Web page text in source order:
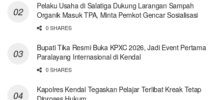
Pelaku Usaha di Salatiga Dukung Larangan Sampah
Organik Masuk TPA, Minta Pemkot Gencar Sosialisasi
0 SHARES
Bupati Tika Resmi Buka KPXC 2026, Jadi Event Pertama
Paralayang Internasional di Kendal
0 SHARES
Kapolres Kendal Tegaskan Pelajar Terlibat Kreak Tetap